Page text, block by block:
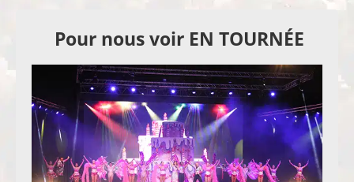
Pour nous voir EN TOURNÉE